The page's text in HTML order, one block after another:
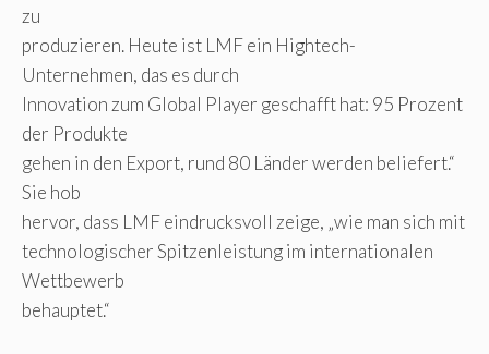
zu
produzieren. Heute ist LMF ein Hightech-
Unternehmen, das es durch
Innovation zum Global Player geschafft hat: 95 Prozent
der Produkte
gehen in den Export, rund 80 Länder werden beliefert.“
Sie hob
hervor, dass LMF eindrucksvoll zeige, „wie man sich mit
technologischer Spitzenleistung im internationalen
Wettbewerb
behauptet.“